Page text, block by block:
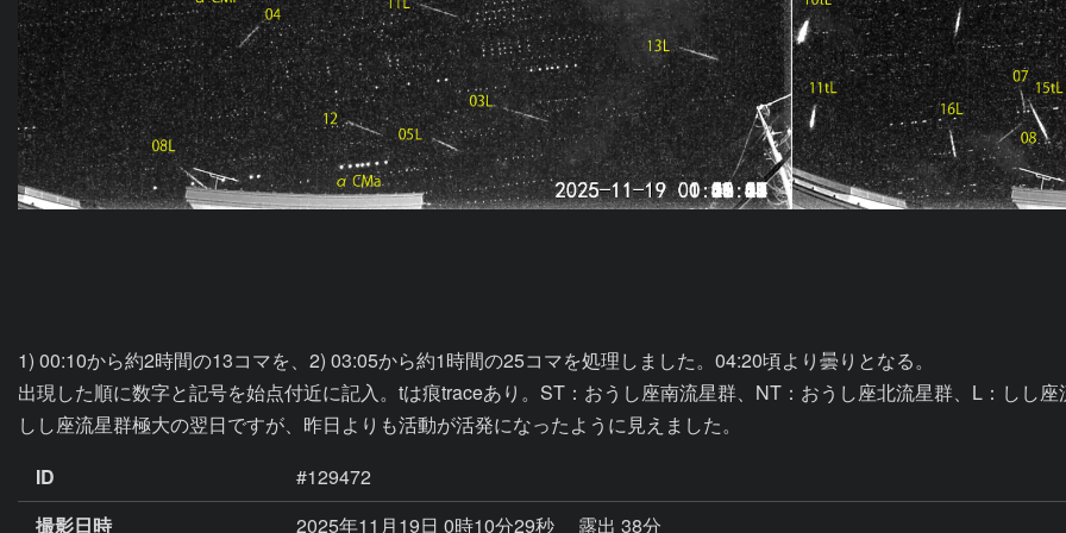
1) 00:10から約2時間の13コマを、2) 03:05から約1時間の25コマを処理しました。04:20頃より曇りとなる。
出現した順に数字と記号を始点付近に記入。tは痕traceあり。ST：おうし座南流星群、NT：おうし座北流星群、L：しし座
しし座流星群極大の翌日ですが、昨日よりも活動が活発になったように見えました。
ID
#129472
撮影日時
2025年11月19日 0時10分29秒 露出 38分